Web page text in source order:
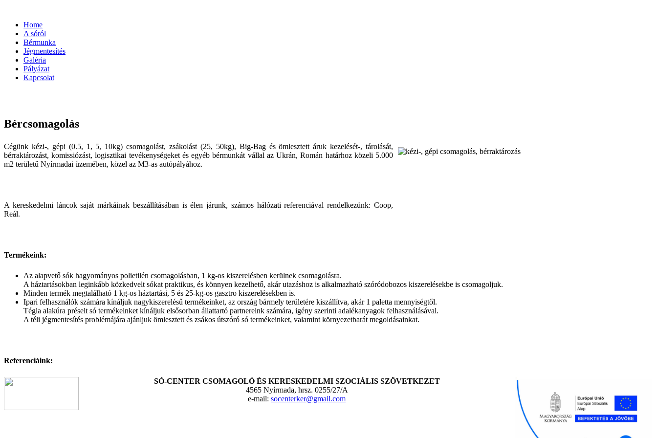
Home
A sóról
Bérmunka
Jégmentesítés
Galéria
Pályázat
Kapcsolat
Bércsomagolás
Cégünk kézi-, gépi (0.5, 1, 5, 10kg) csomagolást, zsákolást (25, 50kg), Big-Bag és ömlesztett áruk kezelését-, tárolását,
bérraktározást, komissiózást, logisztikai tevékenységeket és egyéb bérmunkát vállal az Ukrán, Román határhoz közeli 5.000
m2 területű Nyírmadai üzemében, közel az M3-as autópályához.
A kereskedelmi láncok saját márkáinak beszállításában is élen járunk, számos hálózati referenciával rendelkezünk: Coop,
Reál.
Termékeink:
Az alapvető sók hagyományos polietilén csomagolásban, 1 kg-os kiszerelésben kerülnek csomagolásra.
A háztartásokban leginkább közkedvelt sókat praktikus, és könnyen kezelhető, akár utazáshoz is alkalmazható szóródobozos kiszerelésekbe is csomagoljuk.
Minden termék megtalálható 1 kg-os háztartási, 5 és 25-kg-os gasztro kiszerelésekben is.
Ipari felhasználók számára kínáljuk nagykiszerelésű termékeinket, az ország bármely területére kiszállítva, akár 1 paletta mennyiségtől.
Tégla alakúra préselt só termékeinket kínáljuk elsősorban állattartó partnereink számára, igény szerinti adalékanyagok felhasználásával.
A téli jégmentesítés problémájára ajánljuk ömlesztett és zsákos útszóró só termékeinket, valamint környezetbarát megoldásainkat.
Referenciáink:
SÓ-CENTER CSOMAGOLÓ ÉS KERESKEDELMI SZOCIÁLIS SZÖVETKEZET
4565 Nyírmada, hrsz. 0255/27/A
e-mail: socenterker@gmail.com